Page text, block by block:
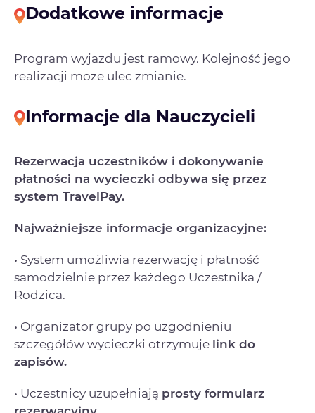
Dodatkowe informacje
Program wyjazdu jest ramowy. Kolejność jego
realizacji może ulec zmianie.
Informacje dla Nauczycieli
Rezerwacja uczestników i dokonywanie
płatności na wycieczki odbywa się przez
system TravelPay.
Najważniejsze informacje organizacyjne:
• System umożliwia rezerwację i płatność
samodzielnie przez każdego Uczestnika /
Rodzica.
• Organizator grupy po uzgodnieniu
szczegółów wycieczki otrzymuje link do
zapisów.
• Uczestnicy uzupełniają prosty formularz